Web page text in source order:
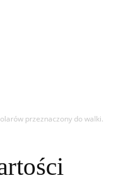
przeznaczony do walki.